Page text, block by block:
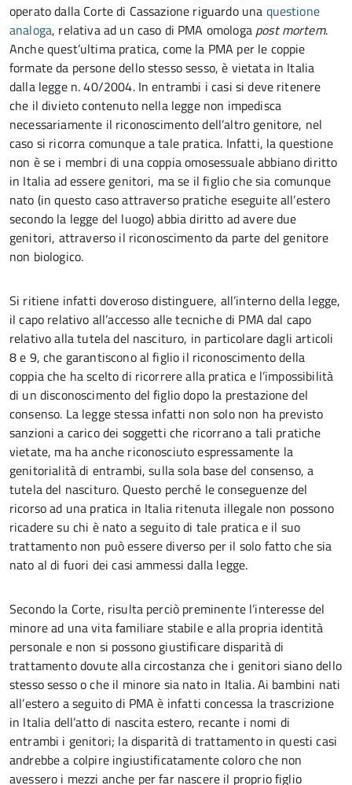
operato dalla Corte di Cassazione riguardo una questione
analoga, relativa ad un caso di PMA omologa post mortem.
Anche quest’ultima pratica, come la PMA per le coppie
formate da persone dello stesso sesso, è vietata in Italia
dalla legge n. 40/2004. In entrambi i casi si deve ritenere
che il divieto contenuto nella legge non impedisca
necessariamente il riconoscimento dell’altro genitore, nel
caso si ricorra comunque a tale pratica. Infatti, la questione
non è se i membri di una coppia omosessuale abbiano diritto
in Italia ad essere genitori, ma se il figlio che sia comunque
nato (in questo caso attraverso pratiche eseguite all’estero
secondo la legge del luogo) abbia diritto ad avere due
genitori, attraverso il riconoscimento da parte del genitore
non biologico.
Si ritiene infatti doveroso distinguere, all’interno della legge,
il capo relativo all’accesso alle tecniche di PMA dal capo
relativo alla tutela del nascituro, in particolare dagli articoli
8 e 9, che garantiscono al figlio il riconoscimento della
coppia che ha scelto di ricorrere alla pratica e l’impossibilità
di un disconoscimento del figlio dopo la prestazione del
consenso. La legge stessa infatti non solo non ha previsto
sanzioni a carico dei soggetti che ricorrano a tali pratiche
vietate, ma ha anche riconosciuto espressamente la
genitorialità di entrambi, sulla sola base del consenso, a
tutela del nascituro. Questo perché le conseguenze del
ricorso ad una pratica in Italia ritenuta illegale non possono
ricadere su chi è nato a seguito di tale pratica e il suo
trattamento non può essere diverso per il solo fatto che sia
nato al di fuori dei casi ammessi dalla legge.
Secondo la Corte, risulta perciò preminente l’interesse del
minore ad una vita familiare stabile e alla propria identità
personale e non si possono giustificare disparità di
trattamento dovute alla circostanza che i genitori siano dello
stesso sesso o che il minore sia nato in Italia. Ai bambini nati
all’estero a seguito di PMA è infatti concessa la trascrizione
in Italia dell’atto di nascita estero, recante i nomi di
entrambi i genitori; la disparità di trattamento in questi casi
andrebbe a colpire ingiustificatamente coloro che non
avessero i mezzi anche per far nascere il proprio figlio